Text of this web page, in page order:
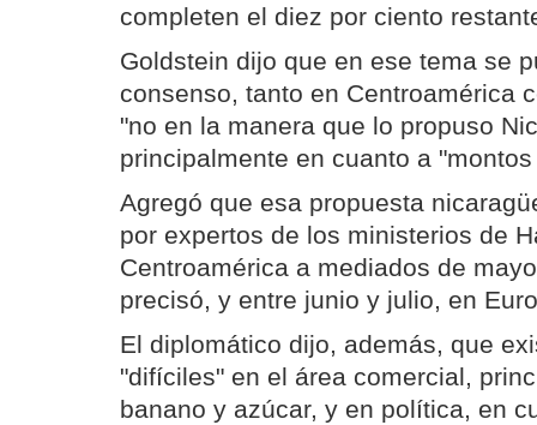
completen el diez por ciento
Goldstein dijo que en ese tema se
consenso, tanto en Centroamérica
"no en la manera que lo propuso
principalmente en cuanto a
Agregó que esa propuesta
por expertos de los ministerios de
Centroamérica a mediados de
precisó, y entre junio y julio, en
El diplomático dijo, además, que
"difíciles" en el área comercial,
banano y azúcar, y en política, en